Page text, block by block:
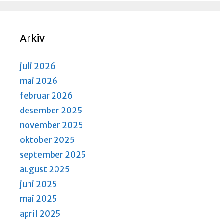
Arkiv
juli 2026
mai 2026
februar 2026
desember 2025
november 2025
oktober 2025
september 2025
august 2025
juni 2025
mai 2025
april 2025